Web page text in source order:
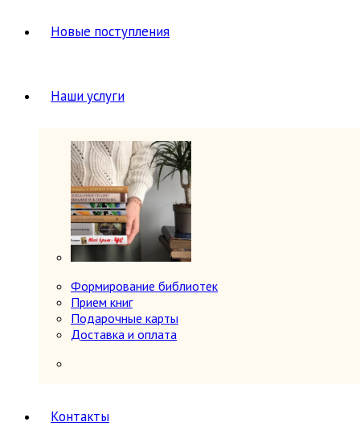
Новая (1640-1918 гг.)
История России
История России 1240-1700 гг.
История России 1700-1917 гг.
История России до 1240 г.
Общие вопросы. Книги,
охватывающие несколько
периодов
СССР и Россия после 1917 г.
Карты и атласы. Топогорафия, геодезия
Книги в подарок
Книги на иностранных языках
Книговедение, библиография, полиграфия
Коллекционирование (марки, монеты,
Новые поступления
Наши услуги
Формирование библиотек
Прием книг
Подарочные карты
Доставка и оплата
Контакты